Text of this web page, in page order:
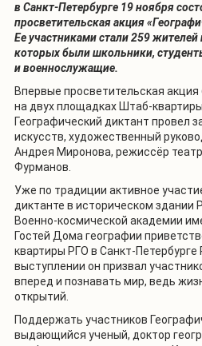
в Санкт-Петербурге 19 ноября
просветительская акция
Ее участниками стали 259 жителей
которых были школьники,
и военнослужащие.
Впервые просветительская
на двух площадках Штаб-
Географический диктант провел
искусств, художественный
Андрея Миронова, режиссёр
Фурманов.
Уже по традиции активное
диктанте в историческом здании
Военно-космической академии
Гостей Дома географии
квартиры РГО в Санкт-
выступлении он призвал
вперед и познавать мир, ведь
открытий.
Поддержать участников
выдающийся ученый, доктор